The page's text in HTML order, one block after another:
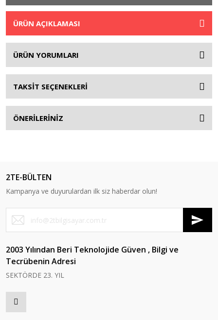
ÜRÜN AÇIKLAMASI
ÜRÜN YORUMLARI
TAKSİT SEÇENEKLERİ
ÖNERİLERİNİZ
2TE-BÜLTEN
Kampanya ve duyurulardan ilk siz haberdar olun!
2003 Yılından Beri Teknolojide Güven , Bilgi ve
Tecrübenin Adresi
SEKTÖRDE 23. YIL